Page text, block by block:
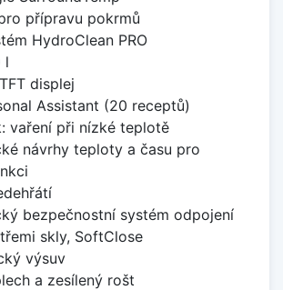
přípravu pokrmů
HydroClean PRO
l
displej
Assistant (20 receptů)
vaření při nízké teplotě
návrhy teploty a času pro
bezpečnostní systém odpojení
skly, SoftClose
výsuv
a zesílený rošt